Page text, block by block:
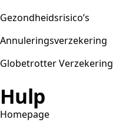
Gezondheidsrisico’s
Annuleringsverzekering
Globetrotter Verzekering
Hulp
Homepage